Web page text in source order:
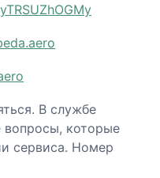
В службе
которые
сервиса. Номер